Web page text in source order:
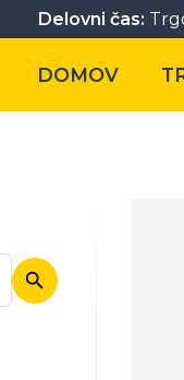
Delovni čas:
DOMOV
Iskanje